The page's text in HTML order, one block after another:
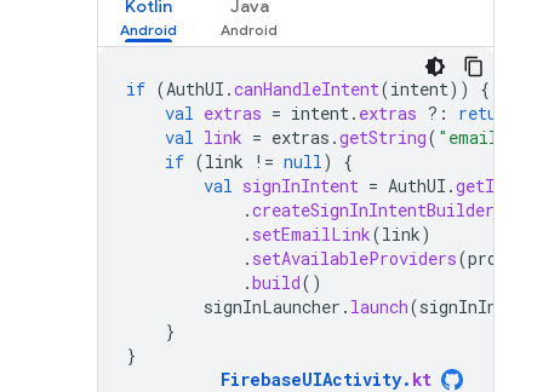
Kotlin Java
if (AuthUI .canHandleIntent(intent))
{
val extras = intent. extras ?:
return
val link = extras .getString(
if (link != null)
{
val signInIntent = AuthUI .
.createSignInIntentBuilder
. setEmailLink(link)
. setAvailableProviders(
.build()
signInLauncher . launch(signInIntent
}
}
FirebaseUIActivity. kt